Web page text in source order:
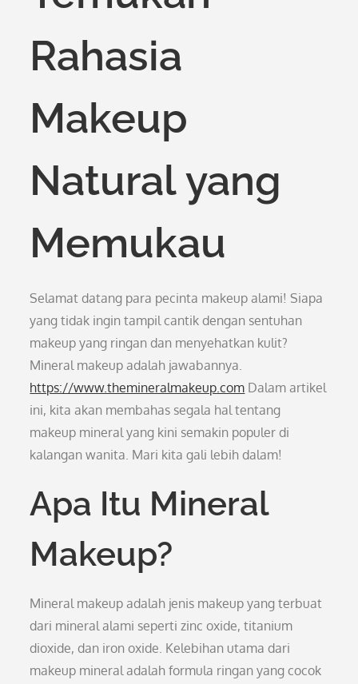
Rahasia
Makeup
Natural yang
Memukau
Selamat datang para pecinta makeup alami! Siapa
yang tidak ingin tampil cantik dengan sentuhan
makeup yang ringan dan menyehatkan kulit?
Mineral makeup adalah jawabannya.
https://www.themineralmakeup.com Dalam artikel
ini, kita akan membahas segala hal tentang
makeup mineral yang kini semakin populer di
kalangan wanita. Mari kita gali lebih dalam!
Apa Itu Mineral
Makeup?
Mineral makeup adalah jenis makeup yang terbuat
dari mineral alami seperti zinc oxide, titanium
dioxide, dan iron oxide. Kelebihan utama dari
makeup mineral adalah formula ringan yang cocok